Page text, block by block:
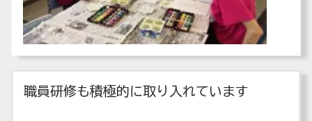
職員研修も積極的に取り入れています